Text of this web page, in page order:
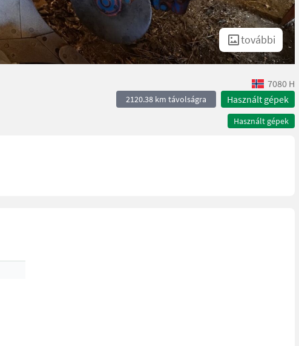
további
7080 H
2120.38 km távolságra Használt gépek
Használt gépek